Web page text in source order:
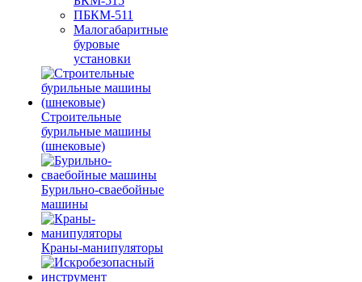
ПБКМ-511
Малогабаритные
буровые
установки
Строительные
бурильные машины
(шнековые)
Бурильно-сваебойные
машины
Краны-манипуляторы